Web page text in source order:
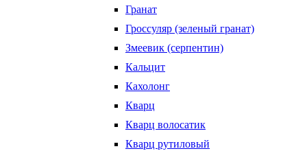
Гранат
Гроссуляр (зеленый гранат)
Змеевик (серпентин)
Кальцит
Кахолонг
Кварц
Кварц волосатик
Кварц рутиловый